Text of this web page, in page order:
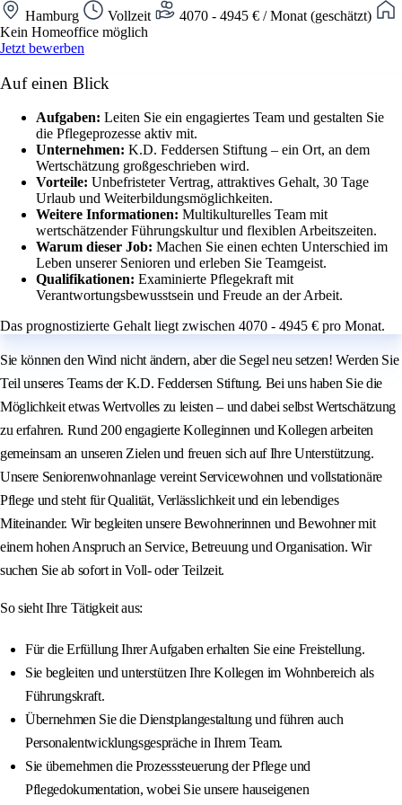
Hamburg Vollzeit
4070 - 4945 € / Monat (geschätzt)
Kein Homeoffice möglich
Jetzt bewerben
Auf einen Blick
Aufgaben: Leiten Sie ein engagiertes Team und gestalten Sie
die Pflegeprozesse aktiv mit.
Unternehmen: K.D. Feddersen Stiftung – ein Ort, an dem
Wertschätzung großgeschrieben wird.
Vorteile: Unbefristeter Vertrag, attraktives Gehalt, 30 Tage
Urlaub und Weiterbildungsmöglichkeiten.
Weitere Informationen: Multikulturelles Team mit
wertschätzender Führungskultur und flexiblen Arbeitszeiten.
Warum dieser Job: Machen Sie einen echten Unterschied im
Leben unserer Senioren und erleben Sie Teamgeist.
Qualifikationen: Examinierte Pflegekraft mit
Verantwortungsbewusstsein und Freude an der Arbeit.
Das prognostizierte Gehalt liegt zwischen 4070 - 4945 € pro Monat.
Sie können den Wind nicht ändern, aber die Segel neu setzen! Werden Sie
Teil unseres Teams der K.D. Feddersen Stiftung. Bei uns haben Sie die
Möglichkeit etwas Wertvolles zu leisten – und dabei selbst Wertschätzung
zu erfahren. Rund 200 engagierte Kolleginnen und Kollegen arbeiten
gemeinsam an unseren Zielen und freuen sich auf Ihre Unterstützung.
Unsere Seniorenwohnanlage vereint Servicewohnen und vollstationäre
Pflege und steht für Qualität, Verlässlichkeit und ein lebendiges
Miteinander. Wir begleiten unsere Bewohnerinnen und Bewohner mit
einem hohen Anspruch an Service, Betreuung und Organisation. Wir
suchen Sie ab sofort in Voll- oder Teilzeit.
So sieht Ihre Tätigkeit aus:
Für die Erfüllung Ihrer Aufgaben erhalten Sie eine Freistellung.
Sie begleiten und unterstützen Ihre Kollegen im Wohnbereich als
Führungskraft.
Übernehmen Sie die Dienstplangestaltung und führen auch
Personalentwicklungsgespräche in Ihrem Team.
Sie übernehmen die Prozesssteuerung der Pflege und
Pflegedokumentation, wobei Sie unsere hauseigenen